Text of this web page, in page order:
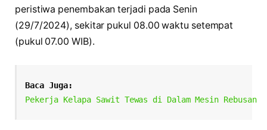
peristiwa penembakan terjadi pada Senin
(29/7/2024), sekitar pukul 08.00 waktu setempat
(pukul 07.00 WIB).
Baca Juga:
Pekerja Kelapa Sawit Tewas di Dalam Mesin Rebusan